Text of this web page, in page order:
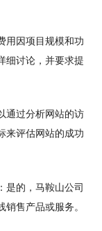
用因项目规模和功
细讨论，并要求提
通过分析网站的访
来评估网站的成功
是的，马鞍山公司
售产品或服务。